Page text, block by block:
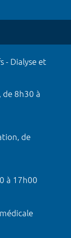
- Dialyse et
de 8h30 à
de
à 17h00